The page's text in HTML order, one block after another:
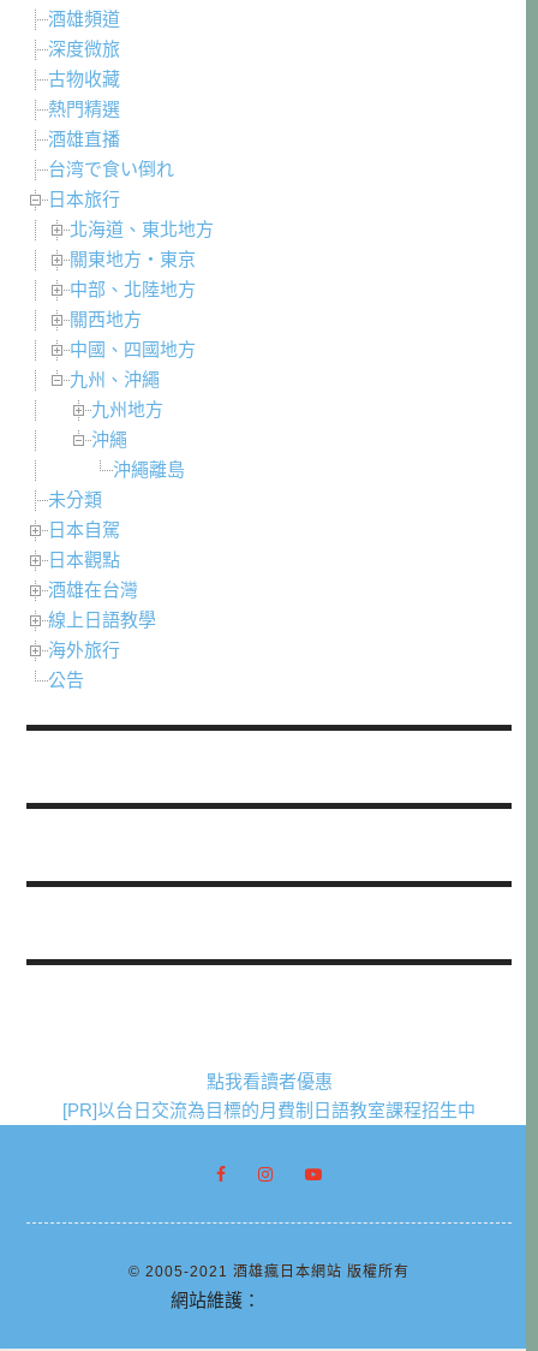
酒雄頻道
深度微旅
古物收藏
熱門精選
酒雄直播
台湾で食い倒れ
日本旅行
北海道、東北地方
關東地方・東京
中部、北陸地方
關西地方
中國、四國地方
九州、沖繩
九州地方
沖繩
沖繩離島
未分類
日本自駕
日本觀點
酒雄在台灣
線上日語教學
海外旅行
公告
點我看讀者優惠
[PR]以台日交流為目標的月費制日語教室課程招生中
© 2005-2021 酒雄瘋日本網站 版權所有
網站維護：